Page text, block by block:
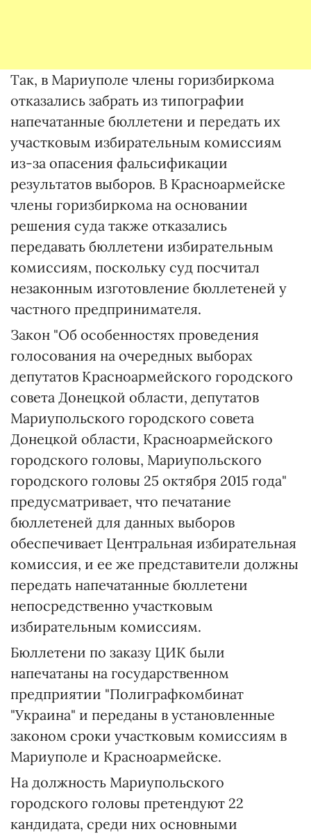
Так, в Мариуполе члены горизбиркома
отказались забрать из типографии
напечатанные бюллетени и передать их
участковым избирательным комиссиям
из-за опасения фальсификации
результатов выборов. В Красноармейске
члены горизбиркома на основании
решения суда также отказались
передавать бюллетени избирательным
комиссиям, поскольку суд посчитал
незаконным изготовление бюллетеней у
частного предпринимателя.
Закон "Об особенностях проведения
голосования на очередных выборах
депутатов Красноармейского городского
совета Донецкой области, депутатов
Мариупольского городского совета
Донецкой области, Красноармейского
городского головы, Мариупольского
городского головы 25 октября 2015 года"
предусматривает, что печатание
бюллетеней для данных выборов
обеспечивает Центральная избирательная
комиссия, и ее же представители должны
передать напечатанные бюллетени
непосредственно участковым
избирательным комиссиям.
Бюллетени по заказу ЦИК были
напечатаны на государственном
предприятии "Полиграфкомбинат
"Украина" и переданы в установленные
законом сроки участковым комиссиям в
Мариуполе и Красноармейске.
На должность Мариупольского
городского головы претендуют 22
кандидата, среди них основными